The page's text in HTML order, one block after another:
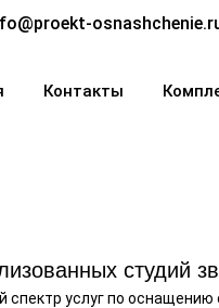
Контакты
cтудий
спектр услуг по оснащению